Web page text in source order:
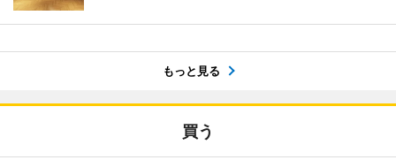
もっと見る
買う